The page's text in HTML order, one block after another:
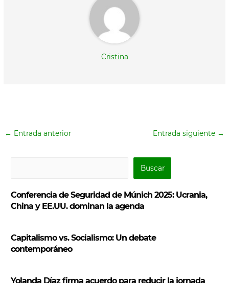
Cristina
← Entrada anterior Entrada siguiente →
s
c
r
Buscar
Conferencia de Seguridad de Múnich 2025: Ucrania,
China y EE.UU. dominan la agenda
Capitalismo vs. Socialismo: Un debate
contemporáneo
Yolanda Díaz firma acuerdo para reducir la jornada